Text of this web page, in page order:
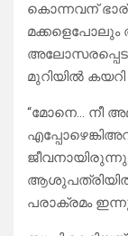
കൊന്നവന്
മക്കളെപോലും
മുറിയിൽ
“മോനെ… നീ
ആശുപത്രിയിൽ
പരാക്രമം